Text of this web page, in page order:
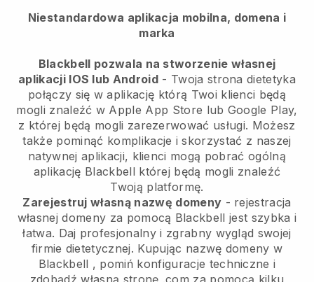
Niestandardowa aplikacja mobilna, domena i
marka
Blackbell pozwala na stworzenie własnej
aplikacji IOS lub Android - Twoja strona dietetyka
połączy się w aplikację którą Twoi klienci będą
mogli znaleźć w Apple App Store lub Google Play,
z której będą mogli zarezerwować usługi. Możesz
także pominąć komplikacje i skorzystać z naszej
natywnej aplikacji, klienci mogą pobrać ogólną
aplikację Blackbell której będą mogli znaleźć
Twoją platformę.
Zarejestruj własną nazwę domeny - rejestracja
własnej domeny za pomocą Blackbell jest szybka i
łatwa. Daj profesjonalny i zgrabny wygląd swojej
firmie dietetycznej. Kupując nazwę domeny w
Blackbell , pomiń konfiguracje techniczne i